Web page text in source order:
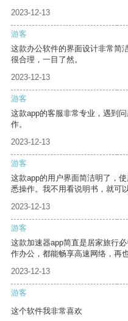
2023-12-13
游客
这款办公软件的界面设计非常简
很合理，一目了然。
2023-12-13
游客
这款app的客服非常专业，遇到
作。
2023-12-13
游客
这款app的用户界面简洁明了，
悉操作。我不用看说明书，就可
2023-12-13
游客
这款加速器app简直是居家旅行
作办公，都能畅享高速网络，再
2023-12-13
游客
这个软件我非常喜欢